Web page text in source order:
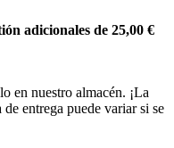
adicionales de 25,00 €
en nuestro almacén. ¡La
entrega puede variar si se